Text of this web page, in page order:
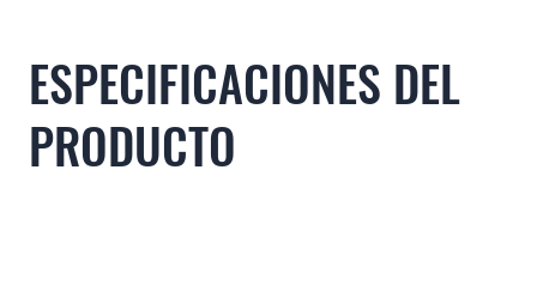
ESPECIFICACIONES DEL
PRODUCTO